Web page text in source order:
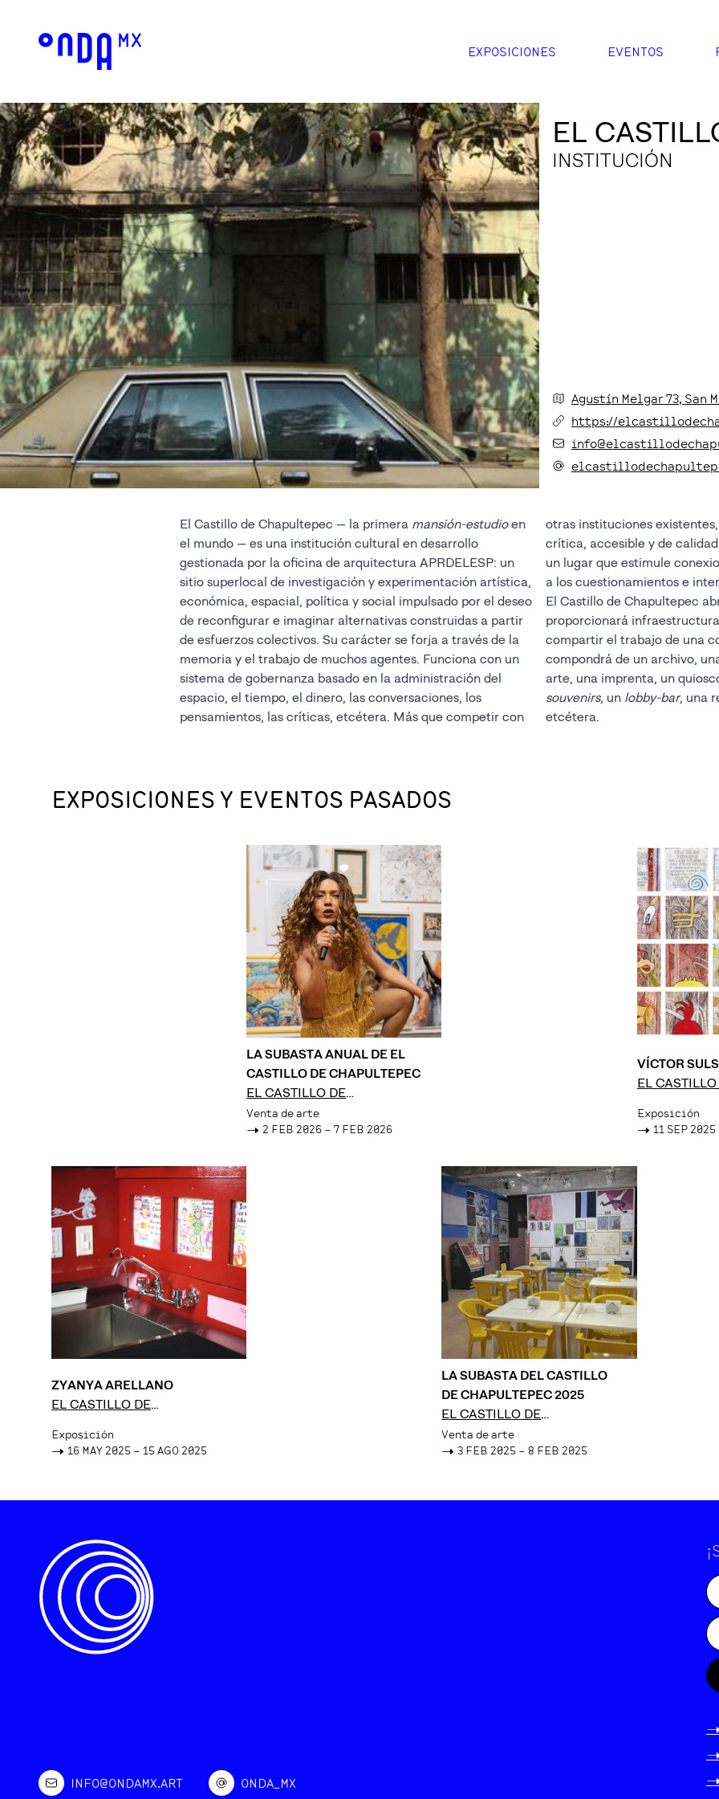
EXPOSICIONES EVENTOS
EL
INSTITUCIÓN
Agustín Melgar73, San
https://
El Castillo de Chapultepec — la primera mansión-estudioen
el mundo — es una institución cultural en desarrollo
gestionada por la oficina de arquitectura APRDELESP: un
sitio superlocal de investigación y experimentación artística,
económica, espacial, política y social impulsado por el deseo
de reconfigurar e imaginar alternativas construidas a partir
de esfuerzos colectivos. Su carácter se forja a través de la
memoria y el trabajo de muchos agentes. Funciona con un
sistema de gobernanza basado en la administración del
espacio, el tiempo, el dinero, las conversaciones, los
pensamientos, las críticas, etcétera. Más que competir con
otras instituciones existentes, busca sumar infraestructura
crítica, accesible y de calidad a la Ciudad de México. Será
un lugar que estimule conexiones y diálogos para responder
a los cuestionamientos e
El Castillo de Chapultepec
proporcionará
compartir el trabajo de una
compondrá de un archivo,
arte, una imprenta, un
souvenirs, un lobby-bar, una
etcétera.
EXPOSICIONES Y EVENTOS PASADOS
LA SUBASTA ANUAL DE EL
CASTILLO DE CHAPULTEPEC
EL CASTILLO DE
CHAPULTEPEC
Venta de arte
-> 2 FEB 2026 – 7 FEB 2026
VÍCTOR
EL CASTILLO
Exposición
-> 11 SEP
ZYANYA ARELLANO
EL CASTILLO DE
Exposición
-> 16 MAY 2025 – 15 AGO 2025
LA SUBASTA DEL CASTILLO
DE CHAPULTEPEC 2025
EL CASTILLO DE
CHAPULTEPEC
Venta de arte
-> 3 FEB 2025 – 8 FEB 2025
INFO@ONDAMX.ART ONDA_MX
-
-
-